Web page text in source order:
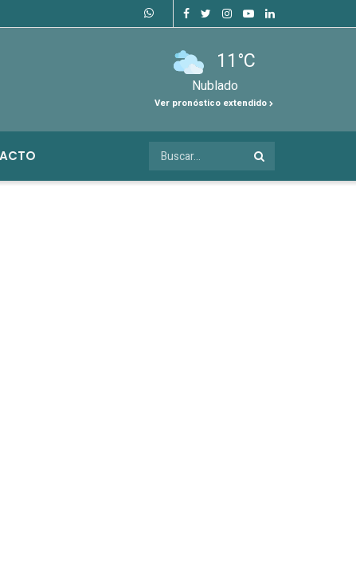
11°C
Nublado
Ver pronóstico extendido